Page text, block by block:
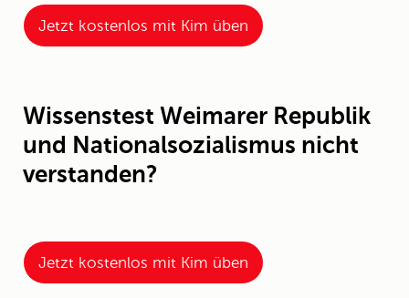
Jetzt kostenlos mit Kim üben
Wissenstest Weimarer Republik
und Nationalsozialismus nicht
verstanden?
Jetzt kostenlos mit Kim üben